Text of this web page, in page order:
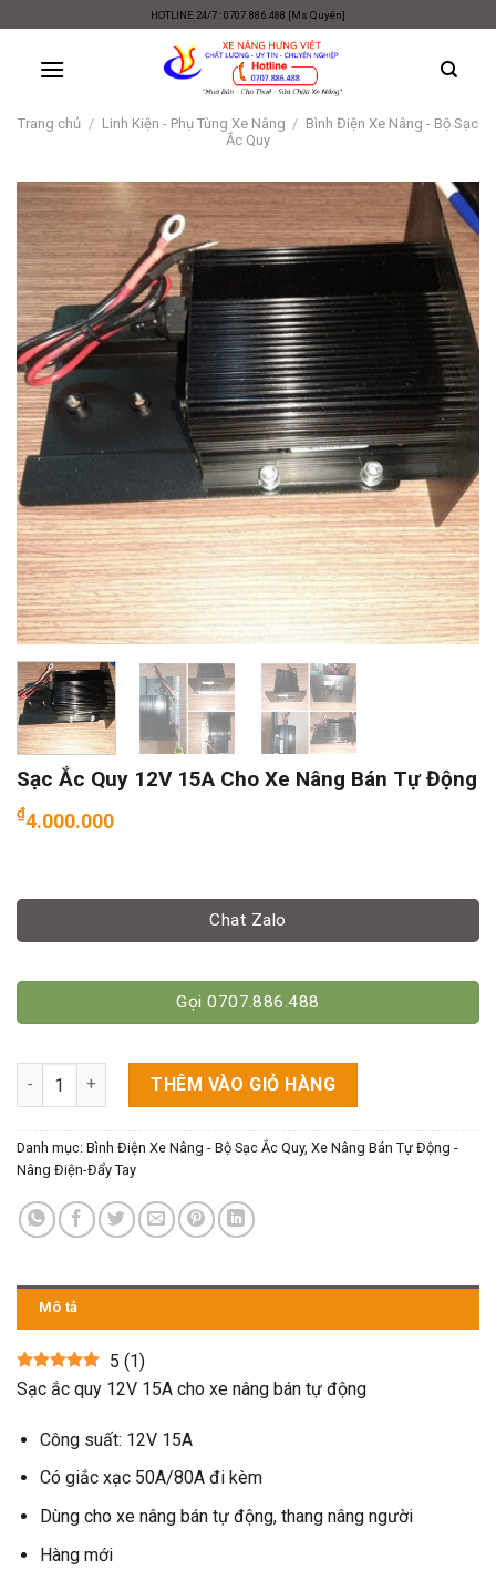
content
HOTLINE 24/7 : 0707.886.488 [Ms Quyên]
Trang chủ / Linh Kiện - Phụ Tùng Xe Nâng / Bình Điện Xe Nâng - Bộ Sạc
Ắc Quy
Sạc Ắc Quy 12V 15A Cho Xe Nâng Bán Tự Động
₫4.000.000
Chat Zalo
Gọi 0707.886.488
Sạc Ắc Quy 12V 15A Cho Xe Nâng Bán Tự Động số lượng
THÊM VÀO GIỎ HÀNG
Danh mục: Bình Điện Xe Nâng - Bộ Sạc Ắc Quy, Xe Nâng Bán Tự Động -
Nâng Điện-Đẩy Tay
Mô tả
5 (1)
Sạc ắc quy 12V 15A cho xe nâng bán tự động
Công suất: 12V 15A
Có giắc xạc 50A/80A đi kèm
Dùng cho xe nâng bán tự động, thang nâng người
Hàng mới